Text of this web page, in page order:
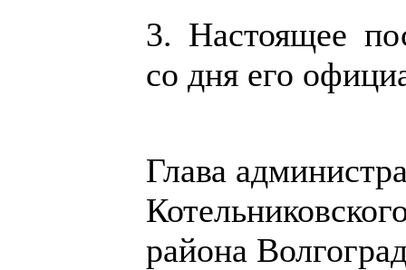
3. Настоящее
со дня его
Глава
района